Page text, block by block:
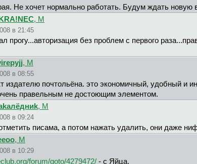
Не хочет нормально работать. Будум ждать новую
, М
в 21:45
прогу...авторизация без проблем с первого
, М
в 08:55
издателю почтольёна. это экономичный, удобный и
правельным не достоющим элементом.
, М
в 09:24
писама, а потом нажать удалить, они даже
, М
в 10:29
forum/goto/4279472/ - с Яйца.